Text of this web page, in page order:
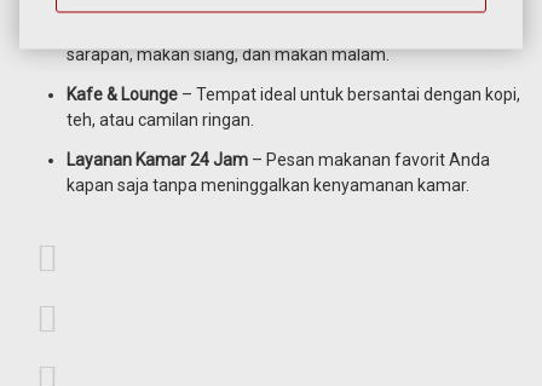
sarapan, makan siang, dan makan malam.
Kafe & Lounge – Tempat ideal untuk bersantai dengan kopi,
teh, atau camilan ringan.
Layanan Kamar 24 Jam – Pesan makanan favorit Anda
kapan saja tanpa meninggalkan kenyamanan kamar.